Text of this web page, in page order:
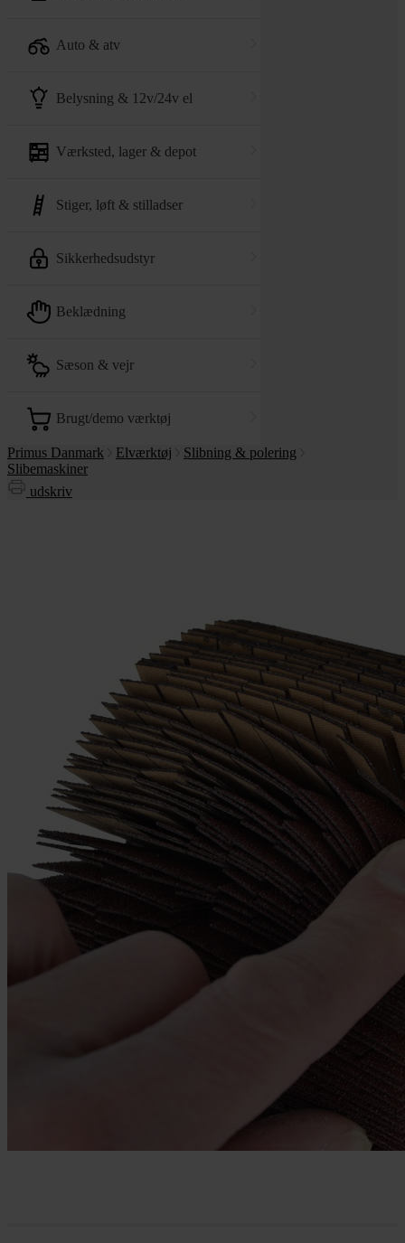
auto & atv
belysning & 12v/24v el
værksted, lager & depot
stiger, løft & stilladser
sikkerhedsudstyr
beklædning
sæson & vejr
brugt/demo værktøj
Primus Danmark Elværktøj
Slibning & polering
Slibemaskiner
udskriv